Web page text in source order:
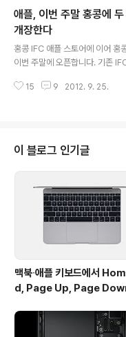
있는 경우 Ping 버튼을 클릭하면
메뉴가 흔적도 없이 사라집니다.
만 모습을 감추는 것이 아니라
부터 Ping이 되지 않고 있습니
ook)은 지난 D10 컨퍼런스에서
g에 대한 소비자들의 반응이 냉
애플, 이번 주말 홍콩에
개장한다
홍콩 IFC 애플 스토어에 이어 홍
이번 주말에 오픈합니다. 기존
애플 스토어는 구룡반도 내 카
이미지) 새 애플 스토어 위치 (위
위치기본적으로 700만명이나
품을 면세로 저렴하게 사려는
플 제품이 발매될 때 마다 밀려오
몸살을 겪어 오던 1호점의 부담
15 9 2012. 9. 25.
이 블로그 인기글
맥북∙애플 키보드에서
d, Page Up, Page